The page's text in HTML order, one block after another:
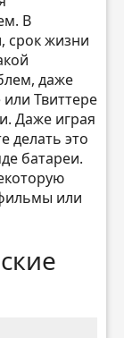
В
срок жизни
даже
Твиттере
Даже играя
делать это
батареи.
или